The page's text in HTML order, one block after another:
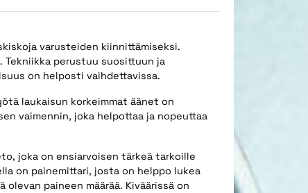
varusteiden kiinnittämiseksi.
perustuu suosittuun ja
on helposti vaihdettavissa.
laukaisun korkeimmat äänet on
vaimennin, joka helpottaa ja nopeuttaa
joka on ensiarvoisen tärkeä tarkoille
on painemittari, josta on helppo lukea
paineen määrää. Kiväärissä on